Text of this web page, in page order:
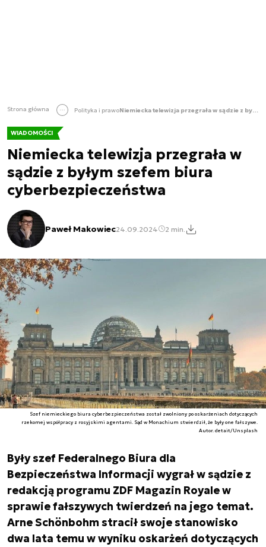
Strona główna Polityka i prawo Niemiecka telewizja przegrała w sądzie z byłym szefem biura cyberbezpieczeństwa
WIADOMOŚCI
Niemiecka telewizja przegrała w
sądzie z byłym szefem biura
cyberbezpieczeństwa
Paweł Makowiec24.09.2024 2 min.
Szef niemieckiego biura cyberbezpieczeństwa został zwolniony po oskarżeniach dotyczących
rzekomej współpracy z rosyjskimi agentami. Sąd w Monachium stwierdził, że były one fałszywe.
Autor. detait/Unsplash
Były szef Federalnego Biura dla
Bezpieczeństwa Informacji wygrał w sądzie z
redakcją programu ZDF Magazin Royale w
sprawie fałszywych twierdzeń na jego temat.
Arne Schönbohm stracił swoje stanowisko
dwa lata temu w wyniku oskarżeń dotyczących